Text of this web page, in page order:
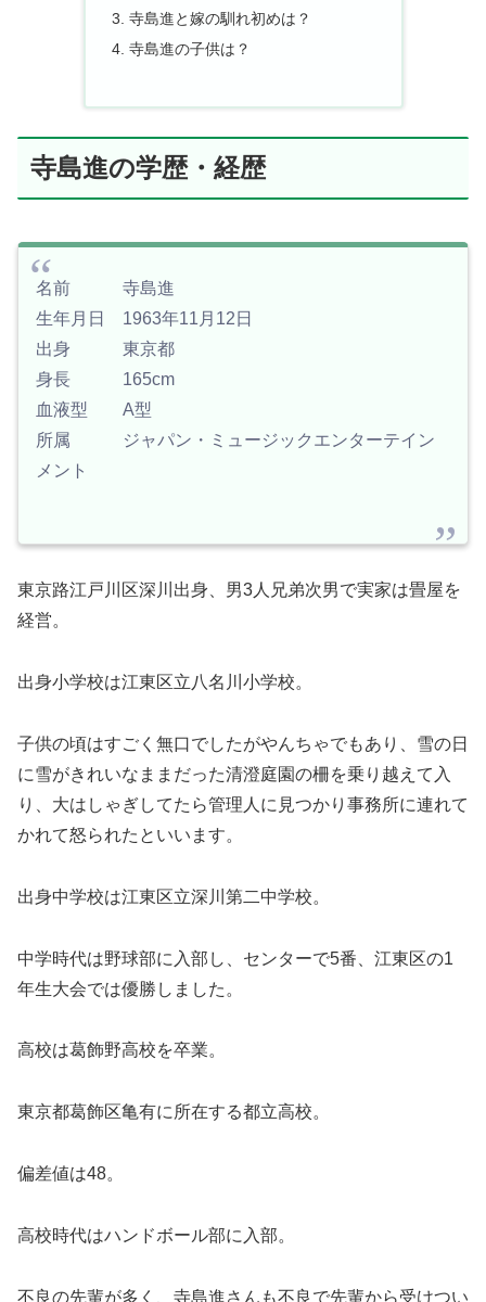
寺島進と嫁の馴れ初めは？
寺島進の子供は？
寺島進の学歴・経歴
名前 寺島進
生年月日 1963年11月12日
出身 東京都
身長 165cm
血液型 A型
所属 ジャパン・ミュージックエンターテイン
メント
東京路江戸川区深川出身、男3人兄弟次男で実家は畳屋を
経営。
出身小学校は江東区立八名川小学校。
子供の頃はすごく無口でしたがやんちゃでもあり、雪の日
に雪がきれいなままだった清澄庭園の柵を乗り越えて入
り、大はしゃぎしてたら管理人に見つかり事務所に連れて
かれて怒られたといいます。
出身中学校は江東区立深川第二中学校。
中学時代は野球部に入部し、センターで5番、江東区の1
年生大会では優勝しました。
高校は葛飾野高校を卒業。
東京都葛飾区亀有に所在する都立高校。
偏差値は48。
高校時代はハンドボール部に入部。
不良の先輩が多く、寺島進さんも不良で先輩から受けつい